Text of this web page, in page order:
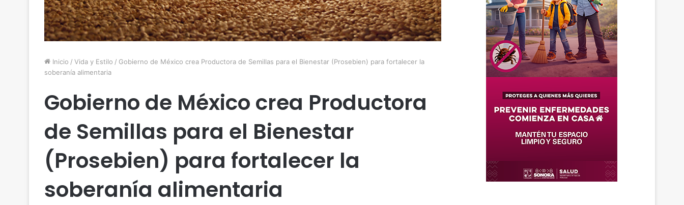
Inicio / Vida y Estilo / Gobierno de México crea Productora de Semillas para el Bienestar (Prosebien) para fortalecer la
soberanía alimentaria
Gobierno de México crea Productora
de Semillas para el Bienestar
(Prosebien) para fortalecer la
soberanía alimentaria